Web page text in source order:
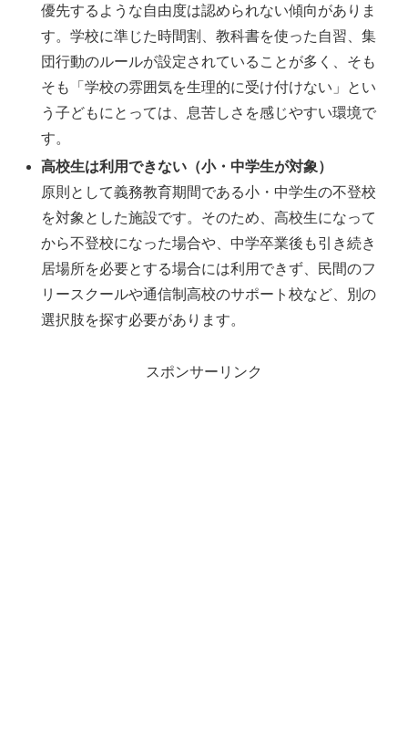
優先するような自由度は認められない傾向がありま
す。学校に準じた時間割、教科書を使った自習、集
団行動のルールが設定されていることが多く、そも
そも「学校の雰囲気を生理的に受け付けない」とい
う子どもにとっては、息苦しさを感じやすい環境で
す。
高校生は利用できない（小・中学生が対象）
原則として義務教育期間である小・中学生の不登校
を対象とした施設です。そのため、高校生になって
から不登校になった場合や、中学卒業後も引き続き
居場所を必要とする場合には利用できず、民間のフ
リースクールや通信制高校のサポート校など、別の
選択肢を探す必要があります。
スポンサーリンク